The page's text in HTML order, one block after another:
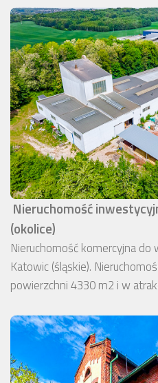
Nieruchomość
(okolice)
Nieruchomość komercyjna do
Katowic (śląskie).
powierzchni 4330 m2 i w